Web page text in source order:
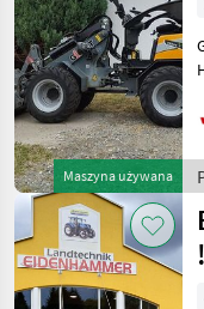
Maszyna używana